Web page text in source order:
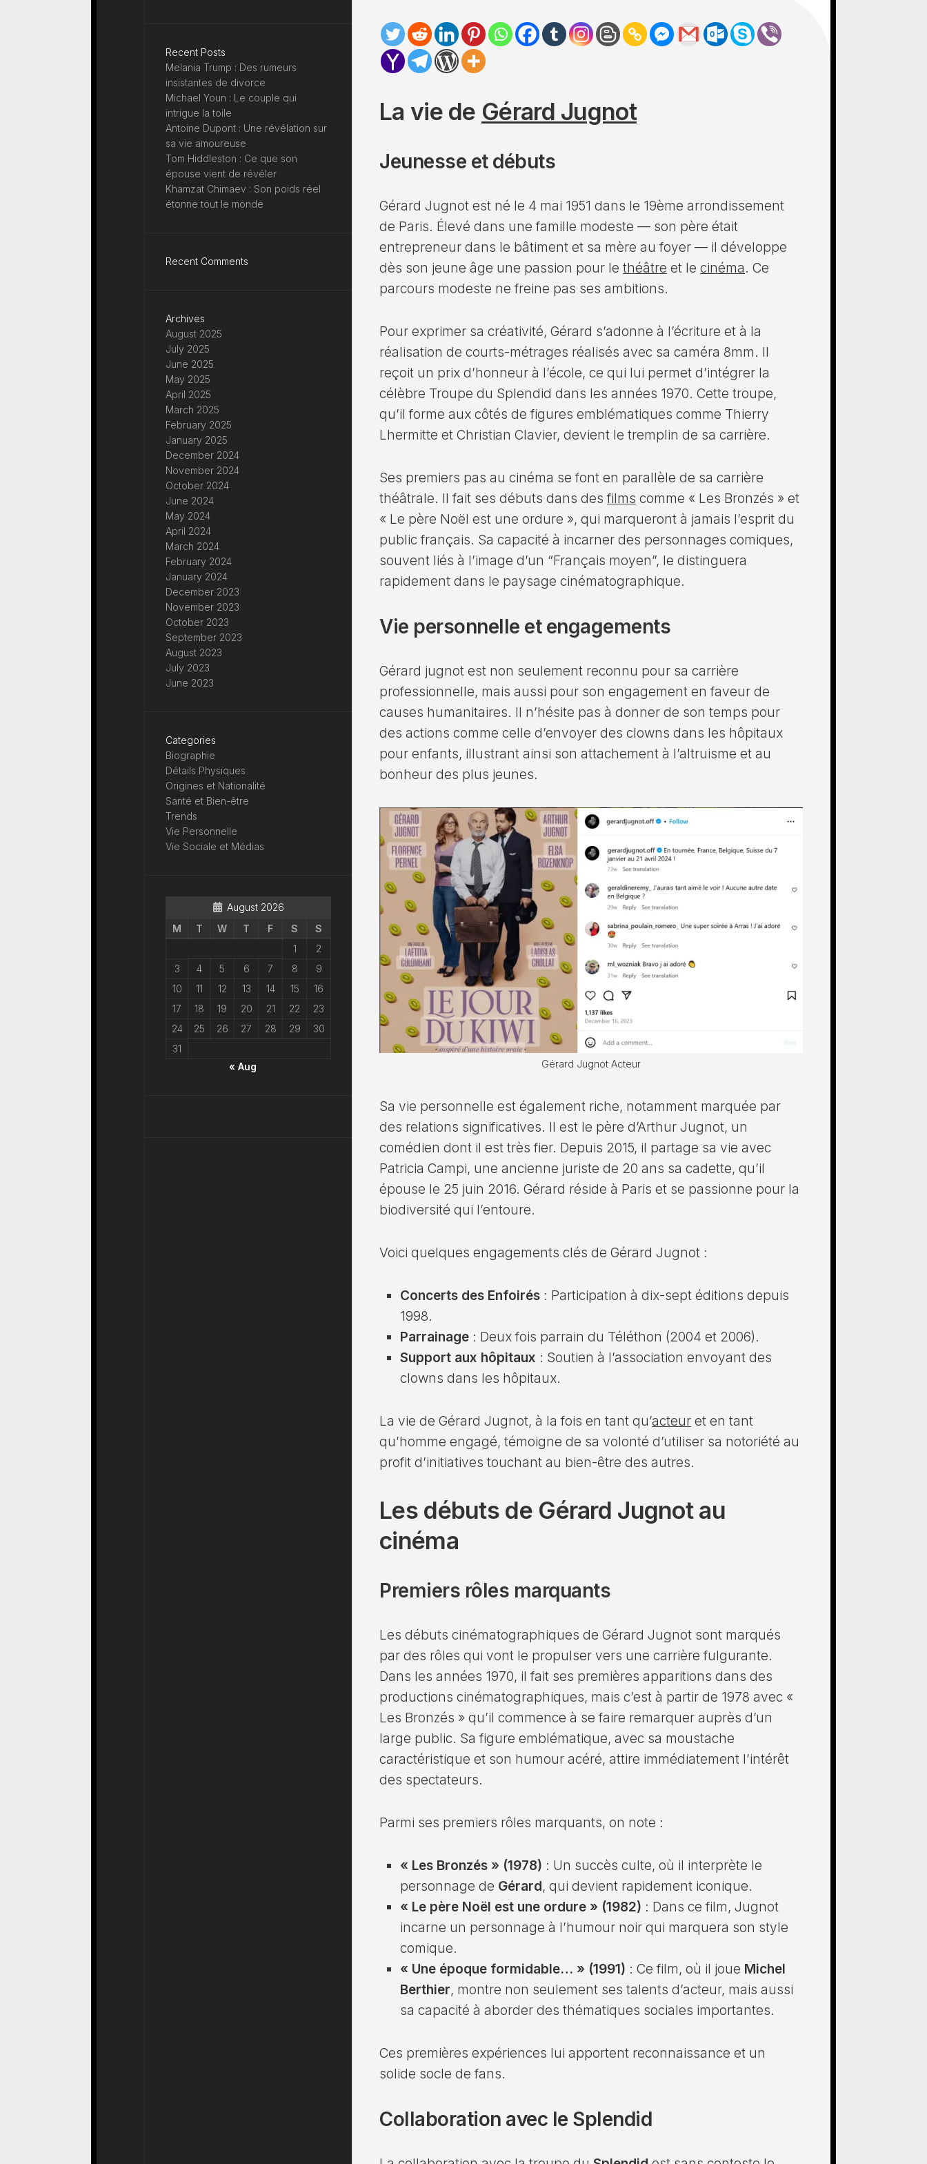
La vie de Gérard Jugnot
Jeunesse et débuts
Gérard Jugnot est né le 4 mai 1951 dans le 19ème arrondissement
de Paris. Élevé dans une famille modeste — son père était
entrepreneur dans le bâtiment et sa mère au foyer — il développe
dès son jeune âge une passion pour le théâtre et le cinéma. Ce
parcours modeste ne freine pas ses ambitions.
Pour exprimer sa créativité, Gérard s’adonne à l’écriture et à la
réalisation de courts-métrages réalisés avec sa caméra 8mm. Il
reçoit un prix d’honneur à l’école, ce qui lui permet d’intégrer la
célèbre Troupe du Splendid dans les années 1970. Cette troupe,
qu’il forme aux côtés de figures emblématiques comme Thierry
Lhermitte et Christian Clavier, devient le tremplin de sa carrière.
Ses premiers pas au cinéma se font en parallèle de sa carrière
théâtrale. Il fait ses débuts dans desfilms comme « Les Bronzés » et
« Le père Noël est une ordure », qui marqueront à jamais l’esprit du
public français. Sa capacité à incarner des personnages comiques,
souvent liés à l’image d’un “Français moyen”, le distinguera
rapidement dans le paysage cinématographique.
Vie personnelle et engagements
Gérard jugnot est non seulement reconnu pour sa carrière
professionnelle, mais aussi pour son engagement en faveur de
causes humanitaires. Il n’hésite pas à donner de son temps pour
des actions comme celle d’envoyer des clowns dans les hôpitaux
pour enfants, illustrant ainsi son attachement à l’altruisme et au
bonheur des plus jeunes.
Gérard Jugnot Acteur
Sa vie personnelle est également riche, notamment marquée par
des relations significatives. Il est le père d’Arthur Jugnot, un
comédien dont il est très fier. Depuis 2015, il partage sa vie avec
Patricia Campi, une ancienne juriste de 20 ans sa cadette, qu’il
épouse le 25 juin 2016. Gérard réside à Paris et se passionne pour la
biodiversité qui l’entoure.
Voici quelques engagements clés de Gérard Jugnot :
Concerts des Enfoirés : Participation à dix-sept éditions depuis
1998.
Parrainage : Deux fois parrain du Téléthon (2004 et 2006).
Support aux hôpitaux : Soutien à l’association envoyant des
clowns dans les hôpitaux.
La vie de Gérard Jugnot, à la fois en tant qu’acteur et en tant
qu’homme engagé, témoigne de sa volonté d’utiliser sa notoriété au
profit d’initiatives touchant au bien-être des autres.
Les débuts de Gérard Jugnot au
cinéma
Premiers rôles marquants
Les débuts cinématographiques de Gérard Jugnot sont marqués
par des rôles qui vont le propulser vers une carrière fulgurante.
Dans les années 1970, il fait ses premières apparitions dans des
productions cinématographiques, mais c’est à partir de 1978 avec «
Les Bronzés » qu’il commence à se faire remarquer auprès d’un
large public. Sa figure emblématique, avec sa moustache
caractéristique et son humour acéré, attire immédiatement l’intérêt
des spectateurs.
Parmi ses premiers rôles marquants, on note :
« Les Bronzés » (1978) : Un succès culte, où il interprète le
personnage de Gérard, qui devient rapidement iconique.
« Le père Noël est une ordure » (1982) : Dans ce film, Jugnot
incarne un personnage à l’humour noir qui marquera son style
comique.
« Une époque formidable… » (1991) : Ce film, où il joue Michel
Berthier, montre non seulement ses talents d’acteur, mais aussi
sa capacité à aborder des thématiques sociales importantes.
Ces premières expériences lui apportent reconnaissance et un
solide socle de fans.
Collaboration avec le Splendid
Recent Posts
Melania Trump : Des rumeurs
insistantes de divorce
Michael Youn : Le couple qui
intrigue la toile
Antoine Dupont : Une révélation sur
sa vie amoureuse
Tom Hiddleston : Ce que son
épouse vient de révéler
Khamzat Chimaev : Son poids réel
étonne tout le monde
Recent Comments
Archives
August 2025
July 2025
June 2025
May 2025
April 2025
March 2025
February 2025
January 2025
December 2024
November 2024
October 2024
June 2024
May 2024
April 2024
March 2024
February 2024
January 2024
December 2023
November 2023
October 2023
September 2023
August 2023
July 2023
June 2023
Categories
Biographie
Détails Physiques
Origines et Nationalité
Santé et Bien-être
Trends
Vie Personnelle
Vie Sociale et Médias
August 2026
M
T W T F S
S
1
2
3
4 5 6 7 8
9
10
11 12 13 14 15
16
17
18 19 20 21 22
23
24
25 26 27 28 29
30
31
« Aug